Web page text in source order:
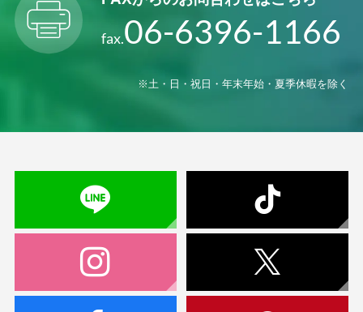
fax.06-6396-1166
※土・日・祝日・年末年始・夏季休暇を除く